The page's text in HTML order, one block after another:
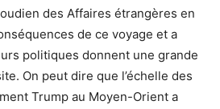
des Affaires étrangères en
de ce voyage et a
politiques donnent une grande
On peut dire que l’échelle des
Trump au Moyen-Orient a